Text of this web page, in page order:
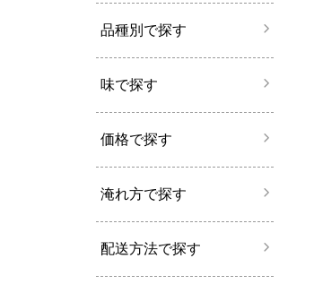
品種別で探す
味で探す
価格で探す
淹れ方で探す
配送方法で探す